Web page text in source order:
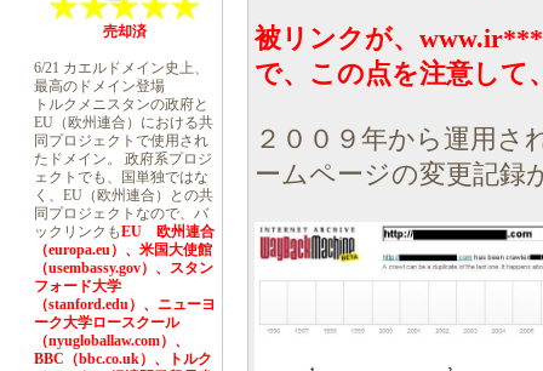
売却済
6/21 カエルドメイン史上、
最高のドメイン登場
トルクメニスタンの政府と
EU（欧州連合）における共
同プロジェクトで使用され
たドメイン。 政府系プロジ
ェクトでも、国単独ではな
く、EU（欧州連合）との共
同プロジェクトなので、バ
ックリンクもEU 欧州連合
（europa.eu）、米国大使館
（usembassy.gov）、スタン
フォード大学
（stanford.edu）、ニューヨ
ーク大学ロースクール
（nyugloballaw.com）、
BBC（bbc.co.uk）、トルク
被リンクが、
で、この点を注意して
２００９年から運用さ
ームページの変更記録